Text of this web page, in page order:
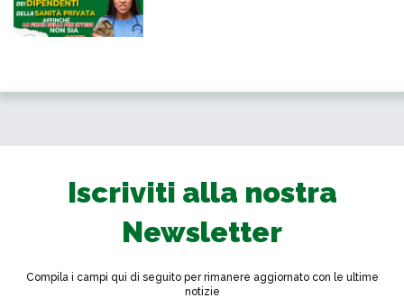
Iscriviti alla nostra
Newsletter
Compila i campi qui di seguito per rimanere aggiornato con le ultime
notizie